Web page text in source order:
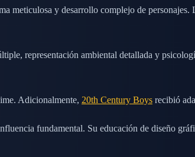
meticulosa y desarrollo complejo de
representación ambiental detallada y
Adicionalmente, 20th Century Boys recibió
fundamental. Su educación de diseño